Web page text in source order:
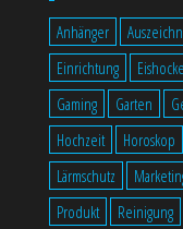
Anhänger
Einrichtung
Gaming
Garten
Hochzeit
Horoskop
Lärmschutz
Produkt
Reinigung